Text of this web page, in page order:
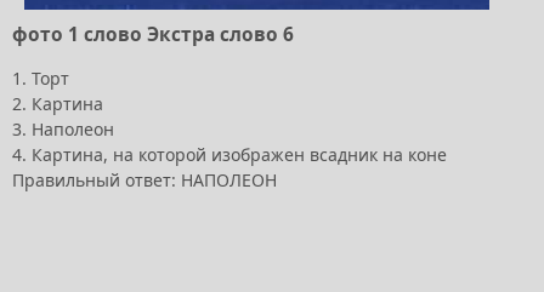
фото 1 слово Экстра слово 6
1. Торт
2. Картина
3. Наполеон
4. Картина, на которой изображен всадник на коне
Правильный ответ: НАПОЛЕОН